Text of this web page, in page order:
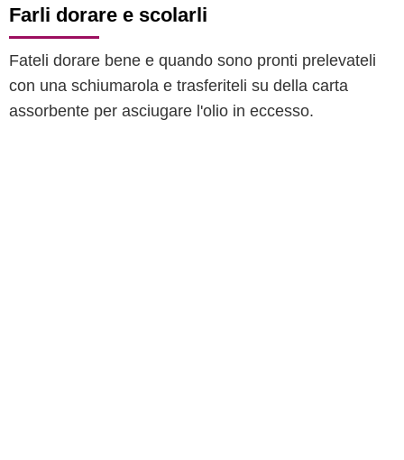
Farli dorare e scolarli
Fateli dorare bene e quando sono pronti prelevateli
con una schiumarola e trasferiteli su della carta
assorbente per asciugare l'olio in eccesso.